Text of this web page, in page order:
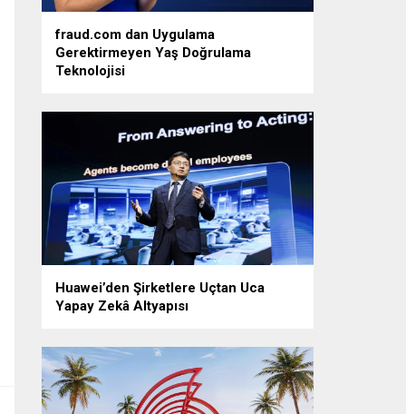
fraud.com dan Uygulama
Gerektirmeyen Yaş Doğrulama
Teknolojisi
Huawei’den Şirketlere Uçtan Uca
Yapay Zekâ Altyapısı